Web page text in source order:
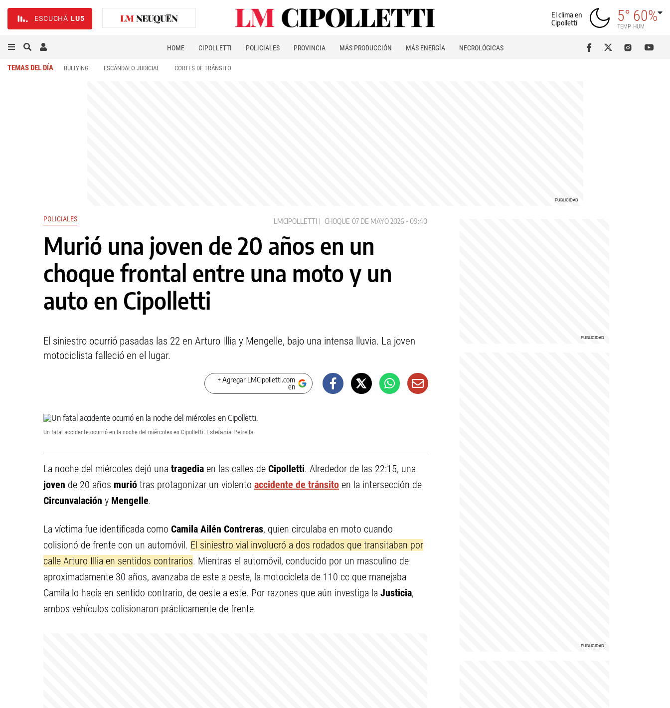
ESCUCHÁ LU5
El clima en
Cipolletti
5°
TEMP
60%
HUM
HOME CIPOLLETTI POLICIALES PROVINCIA MÁS PRODUCCIÓN MÁS ENERGÍA NECROLÓGICAS
TEMAS DEL DÍA BULLYING ESCÁNDALO JUDICIAL CORTES DE TRÁNSITO
POLICIALES LMCIPOLLETTI CHOQUE 07 DE MAYO 2026 - 09:40
Murió una joven de 20 años en un
choque frontal entre una moto y un
auto en Cipolletti
El siniestro ocurrió pasadas las 22 en Arturo Illia y Mengelle, bajo una intensa lluvia. La joven
motociclista falleció en el lugar.
+ Agregar LMCipolletti.com
en
Un fatal accidente ocurrió en la noche del miércoles en Cipolletti. Estefania Petrella
La noche del miércoles dejó una tragedia en las calles de Cipolletti. Alrededor de las 22:15, una
joven de 20 años murió tras protagonizar un violento accidente de tránsito en la intersección de
Circunvalación y Mengelle.
La víctima fue identificada como Camila Ailén Contreras, quien circulaba en moto cuando
colisionó de frente con un automóvil. El siniestro vial involucró a dos rodados que transitaban por
calle Arturo Illia en sentidos contrarios. Mientras el automóvil, conducido por un masculino de
aproximadamente 30 años, avanzaba de este a oeste, la motocicleta de 110 cc que manejaba
Camila lo hacía en sentido contrario, de oeste a este. Por razones que aún investiga la Justicia,
ambos vehículos colisionaron prácticamente de frente.